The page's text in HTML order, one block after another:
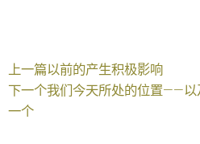
上一篇以前的产生积极影响
下一个我们今天所处的位置——以
一个